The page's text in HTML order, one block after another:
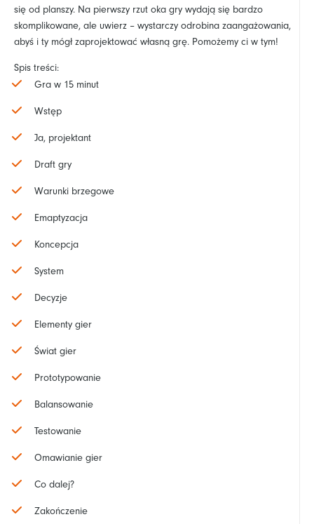
się od planszy. Na pierwszy rzut oka gry wydają się bardzo
skomplikowane, ale uwierz – wystarczy odrobina zaangażowania,
abyś i ty mógł zaprojektować własną grę. Pomożemy ci w tym!
Spis treści:
Gra w 15 minut
Wstęp
Ja, projektant
Draft gry
Warunki brzegowe
Emaptyzacja
Koncepcja
System
Decyzje
Elementy gier
Świat gier
Prototypowanie
Balansowanie
Testowanie
Omawianie gier
Co dalej?
Zakończenie